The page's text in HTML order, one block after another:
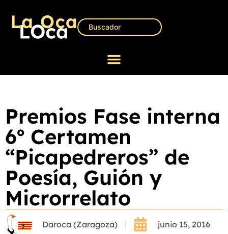
Premios Fase interna
6º Certamen
“Picapedreros” de
Poesía, Guión y
Microrrelato
Daroca (Zaragoza) junio 15, 2016